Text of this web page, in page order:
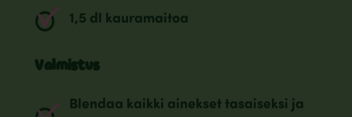
1,5 dl kauramaitoa
Valmistus
Blendaa kaikki ainekset tasaiseksi ja